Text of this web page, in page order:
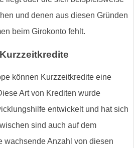
und denen aus diesen Gründen
beim Girokonto fehlt.
können Kurzzeitkredite eine
Art von Krediten wurde
entwickelt und hat sich
sind auch auf dem
wachsende Anzahl von diesen